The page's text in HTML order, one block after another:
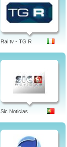
Rai tv - TG R
Sic Noticias